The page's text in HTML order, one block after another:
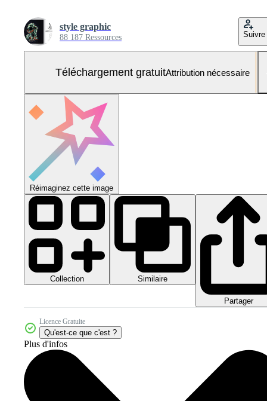
style graphic
88 187 Ressources Suivre
Téléchargement gratuitAttribution nécessaire
Réimaginez cette image
Collection Similaire
Partager
Licence Gratuite
Qu'est-ce que c'est ?
Plus d'infos